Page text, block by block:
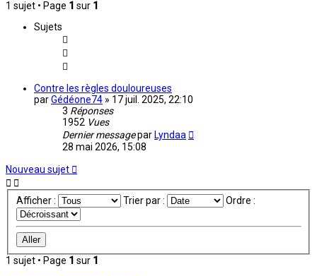
1 sujet • Page 1 sur 1
Sujets
Contre les règles douloureuses
parGédéone74 » 17 juil. 2025, 22:10
3 Réponses
1952 Vues
Dernier messagepar Lyndaa
28 mai 2026, 15:08
Nouveau sujet
Afficher : Trier par : Ordre :
1 sujet • Page 1 sur 1